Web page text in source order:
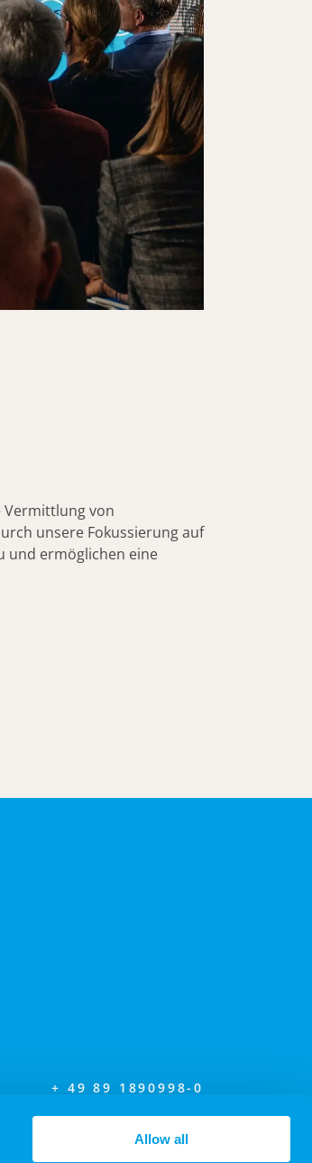
Allow all
Vermittlung von
unsere Fokussierung auf
und ermöglichen eine
+ 49 89 1890998-0
RECRUITING.COM